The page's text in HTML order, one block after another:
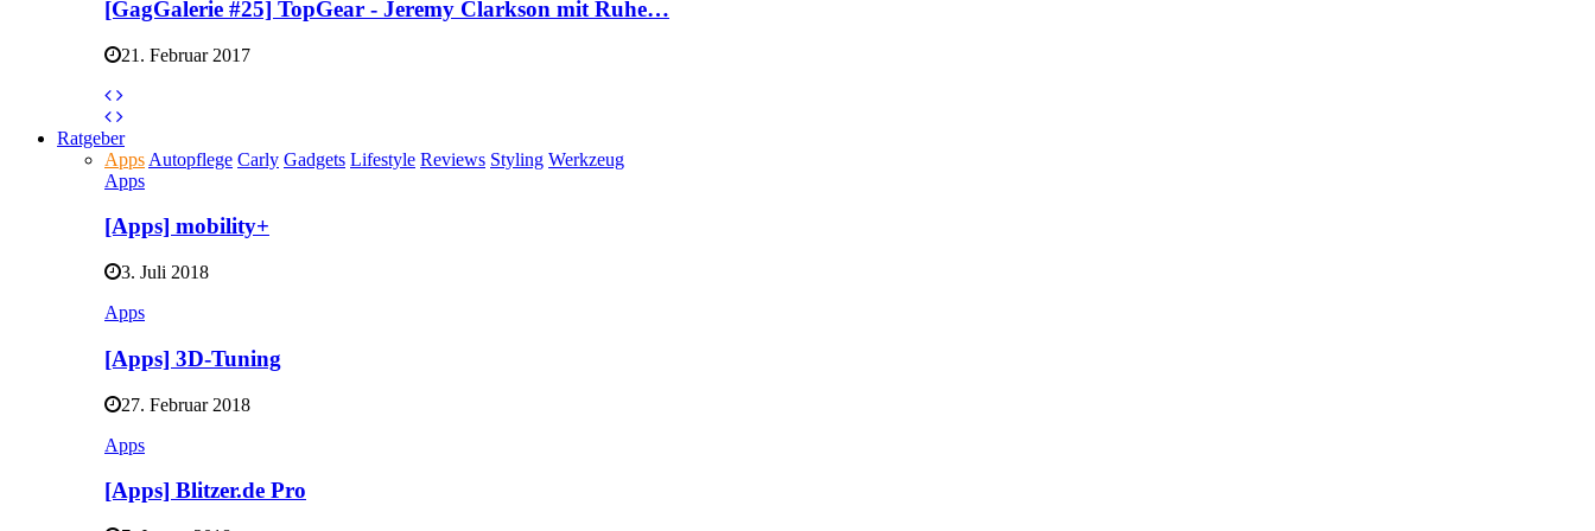
[GagGalerie #25] TopGear - Jeremy Clarkson mit Ruhe…
21. Februar 2017
Ratgeber
Apps Autopflege Carly Gadgets Lifestyle Reviews Styling Werkzeug
Apps
[Apps] mobility+
3. Juli 2018
Apps
[Apps] 3D-Tuning
27. Februar 2018
Apps
[Apps] Blitzer.de Pro